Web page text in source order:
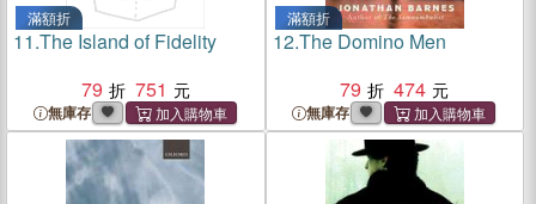
滿額折
11.The Island of Fidelity
79
751
無庫存
滿額折
12.The Domino Men
79
474
無庫存